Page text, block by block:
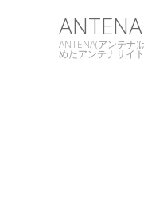
ANTENA
ANTENA(アンテナ)
めたアンテナサイ